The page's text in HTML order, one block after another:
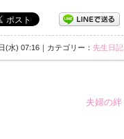
(水) 07:16｜カテゴリー： 先生日記
夫婦の絆